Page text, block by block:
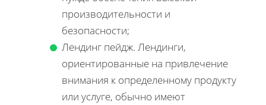
производительности и
безопасности;
Лендинг пейдж. Лендинги,
ориентированные на привлечение
внимания к определенному продукту
или услуге, обычно имеют